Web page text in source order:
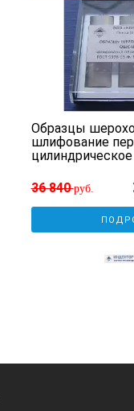
Образцы
шлифование
36 840руб.